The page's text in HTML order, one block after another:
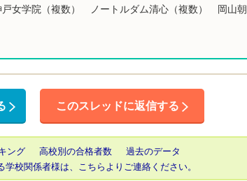
学院（複数） ノートルダム清心（複数） 岡山朝
このスレッドに返信する
ング 高校別の合格者数
過去のデータ
校関係者様は、こちらよりご連絡ください。